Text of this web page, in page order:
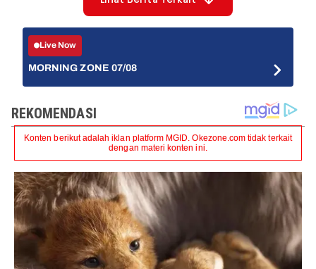
Live Now
MORNING ZONE 07/08